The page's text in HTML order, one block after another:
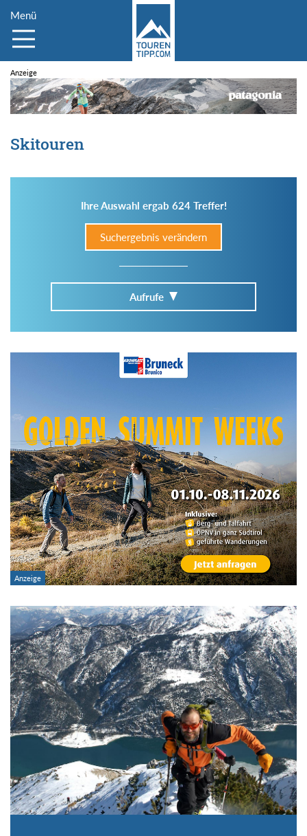
Menü
Skitouren
Ihre Auswahl ergab 624 Treffer!
Suchergebnis verändern
Aufrufe
Im Tourenarchiv suchen
Region:
Gebirge:
Art der Tour:
Schwierigkeitsgrad:
von
bis
Kondition (Tourdauer):
von
bis
Suchbegriff: